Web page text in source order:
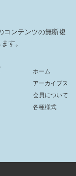
コンテンツの無断複
す。
ホーム
アーカイブス
会員について
各種様式